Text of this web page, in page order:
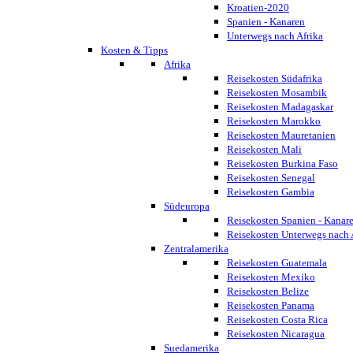
Kroatien-2020
Spanien - Kanaren
Unterwegs nach Afrika
Kosten & Tipps
Afrika
Reisekosten Südafrika
Reisekosten Mosambik
Reisekosten Madagaskar
Reisekosten Marokko
Reisekosten Mauretanien
Reisekosten Mali
Reisekosten Burkina Faso
Reisekosten Senegal
Reisekosten Gambia
Südeuropa
Reisekosten Spanien -
Reisekosten Unterwegs nach
Zentralamerika
Reisekosten Guatemala
Reisekosten Mexiko
Reisekosten Belize
Reisekosten Panama
Reisekosten Costa Rica
Reisekosten Nicaragua
Suedamerika